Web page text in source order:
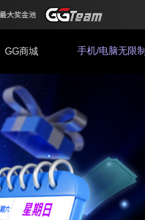
GG商城 手机/电脑无限制